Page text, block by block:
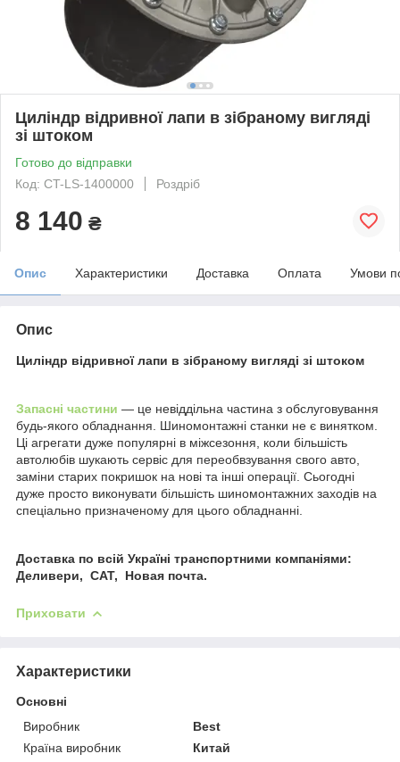
Циліндр відривної лапи в зібраному вигляді
зі штоком
Готово до відправки
Код: CT-LS-1400000
Роздріб
8 140 ₴
Опис Характеристики Доставка Оплата Умови
Опис
Циліндр відривної лапи в зібраному вигляді зі штоком
Запасні частини — це невіддільна частина з обслуговування
будь-якого обладнання. Шиномонтажні станки не є винятком.
Ці агрегати дуже популярні в міжсезоння, коли більшість
автолюбів шукають сервіс для переобвзування свого авто,
заміни старих покришок на нові та інші операції. Сьогодні
дуже просто виконувати більшість шиномонтажних заходів на
спеціально призначеному для цього обладнанні.
Доставка по всій Україні транспортними компаніями:
Деливери, САТ, Новая почта.
Приховати
Характеристики
Основні
Виробник
Best
Країна виробник
Китай